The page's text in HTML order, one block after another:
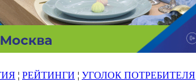
¦ РЕЙТИНГИ ¦ УГОЛОК ПОТРЕБИТЕЛЯ